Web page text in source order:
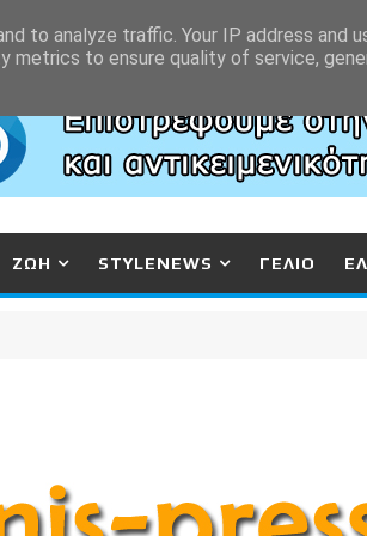
ΖΩΗ STYLENEWS ΓΕΛΙΟ
to analyze traffic. Your IP address and
metrics to ensure quality of service,